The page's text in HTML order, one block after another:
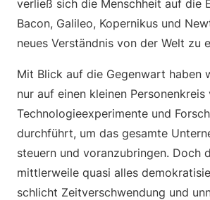
verließ sich die Menschheit auf die
Bacon, Galileo, Kopernikus und
neues Verständnis von der Welt zu
Mit Blick auf die Gegenwart haben
nur auf einen kleinen Personenkreis
Technologieexperimente und
durchführt, um das gesamte
steuern und voranzubringen. Doch
mittlerweile quasi alles
schlicht Zeitverschwendung und